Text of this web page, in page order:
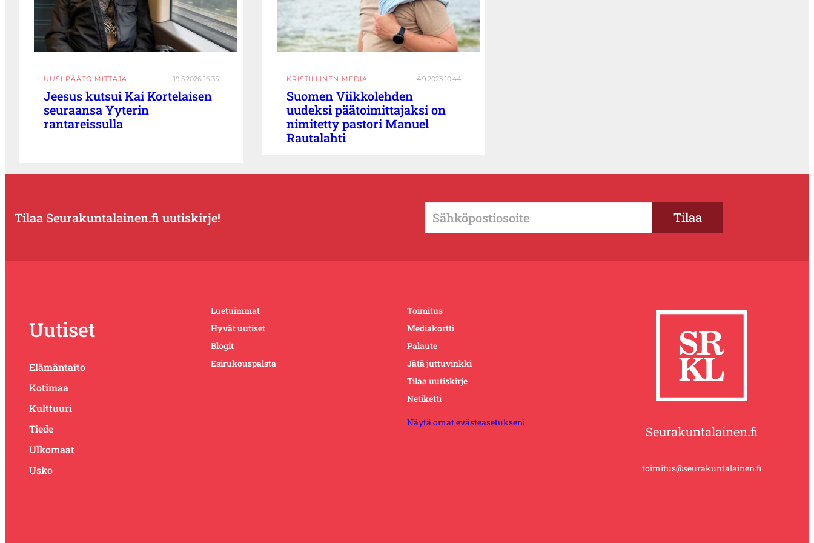
UUSI PÄÄTOIMITTAJA 19.5.2026 16:35
Jeesus kutsui Kai Kortelaisen
seuraansa Yyterin
rantareissulla
KRISTILLINEN MEDIA 4.9.2023 10:44
Suomen Viikkolehden
uudeksi päätoimittajaksi on
nimitetty pastori Manuel
Rautalahti
Tilaa Seurakuntalainen.fi uutiskirje!
Uutiset
Elämäntaito
Kotimaa
Kulttuuri
Tiede
Ulkomaat
Usko
Luetuimmat
Hyvät uutiset
Blogit
Esirukouspalsta
Toimitus
Mediakortti
Palaute
Jätä juttuvinkki
Tilaa uutiskirje
Netiketti
Näytä omat evästeasetukseni
Seurakuntalainen.fi
toimitus@seurakuntalainen.fi